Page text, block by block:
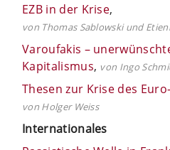
EZB in der Krise,
von Thomas Sablowski und
Varoufakis –
Kapitalismus, von Ingo
Thesen zur Krise des
von Holger Weiss
Internationales